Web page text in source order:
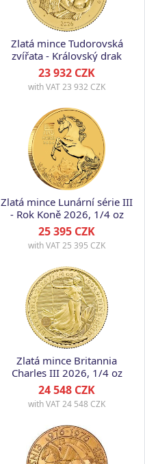
Zlatá mince Tudorovská
zvířata - Královský drak
2026, 1/4 oz
23 932 CZK
with VAT23 932 CZK
Zlatá mince Lunární série III
- Rok Koně 2026, 1/4 oz
25 395 CZK
with VAT25 395 CZK
Zlatá mince Britannia
Charles III 2026, 1/4 oz
24 548 CZK
with VAT24 548 CZK